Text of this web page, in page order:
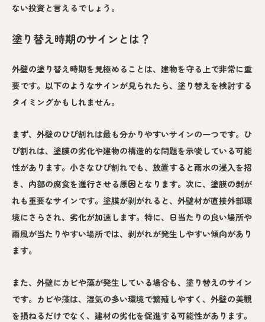
ない投資と言えるでしょう。
塗り替え時期のサインとは？
外壁の塗り替え時期を見極めることは、建物を守る上で非常に重
要です。以下のようなサインが見られたら、塗り替えを検討する
タイミングかもしれません。
まず、外壁のひび割れは最も分かりやすいサインの一つです。ひ
び割れは、塗膜の劣化や建物の構造的な問題を示唆している可能
性があります。小さなひび割れでも、放置すると雨水の浸入を招
き、内部の腐食を進行させる原因となります。次に、塗膜の剥が
れも重要なサインです。塗膜が剥がれると、外壁材が直接外部環
境にさらされ、劣化が加速します。特に、日当たりの良い場所や
雨風が当たりやすい場所では、剥がれが発生しやすい傾向があり
ます。
また、外壁にカビや藻が発生している場合も、塗り替えのサイン
です。カビや藻は、湿気の多い環境で繁殖しやすく、外壁の美観
を損ねるだけでなく、建材の劣化を促進する可能性があります。